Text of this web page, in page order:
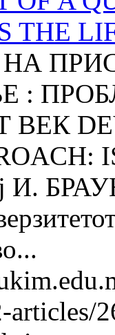
THE
:
И.
articles/